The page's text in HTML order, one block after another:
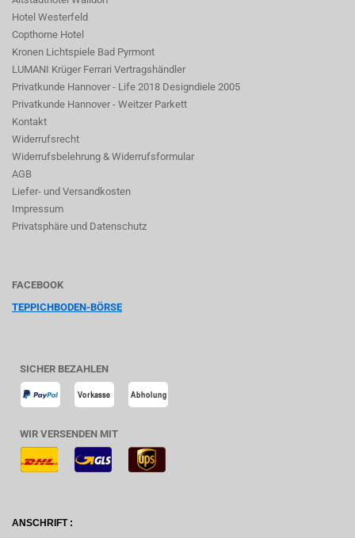
Hotel Westerfeld
Copthorne Hotel
Kronen Lichtspiele Bad Pyrmont
LUMANI Krüger Ferrari Vertragshändler
Privatkunde Hannover - Life 2018 Designdiele 2005
Privatkunde Hannover - Weitzer Parkett
Kontakt
Widerrufsrecht
Widerrufsbelehrung & Widerrufsformular
AGB
Liefer- und Versandkosten
Impressum
Privatsphäre und Datenschutz
FACEBOOK
TEPPICHBODEN-BÖRSE
SICHER BEZAHLEN
WIR VERSENDEN MIT
ANSCHRIFT :